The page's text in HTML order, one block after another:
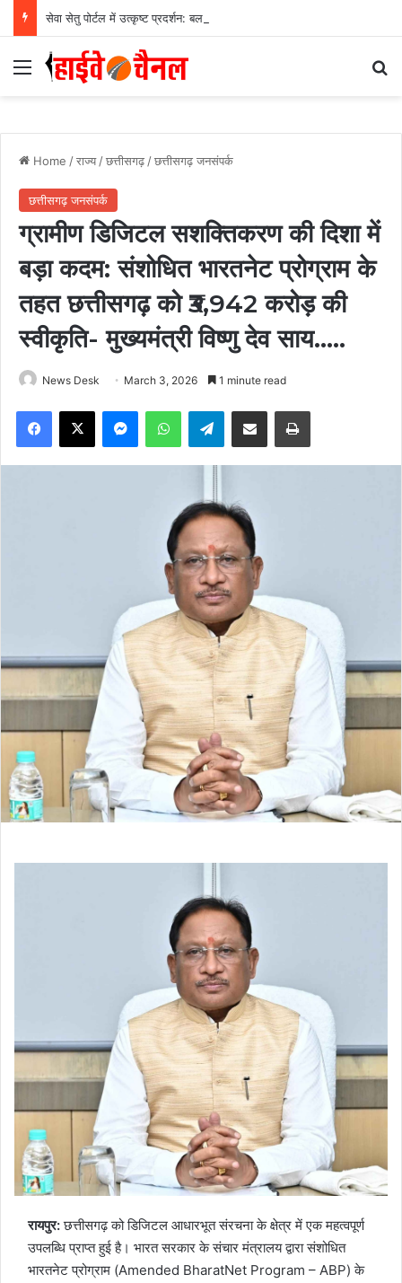
Menu
Home /राज्य /छत्तीसगढ़ /छत्तीसगढ़ जनसंपर्क
छत्तीसगढ़ जनसंपर्क
ग्रामीण डिजिटल सशक्तिकरण की दिशा में
बड़ा कदम: संशोधित भारतनेट प्रोग्राम के
तहत छत्तीसगढ़ को ₹3,942 करोड़ की
स्वीकृति- मुख्यमंत्री विष्णु देव साय…..
News Desk March 3, 2026 1 minute read
Facebook
X MessengerWhatsAppTelegramShare via Email Print
रायपुर:छत्तीसगढ़ को डिजिटल आधारभूत संरचना के क्षेत्र में एक महत्वपूर्ण
उपलब्धि प्राप्त हुई है। भारत सरकार के संचार मंत्रालय द्वारा संशोधित
भारतनेट प्रोग्राम (Amended BharatNet Program – ABP) के